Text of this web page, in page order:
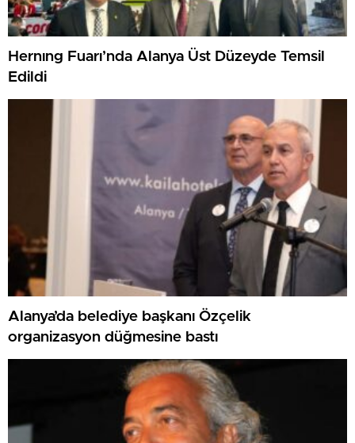
Hernıng Fuarı’nda Alanya Üst Düzeyde Temsil
Edildi
Alanya’da belediye başkanı Özçelik
organizasyon düğmesine bastı